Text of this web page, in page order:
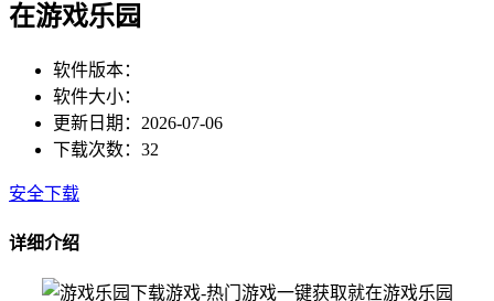
在游戏乐园
软件版本：
软件大小：
更新日期：2026-07-06
下载次数：32
安全下载
详细介绍